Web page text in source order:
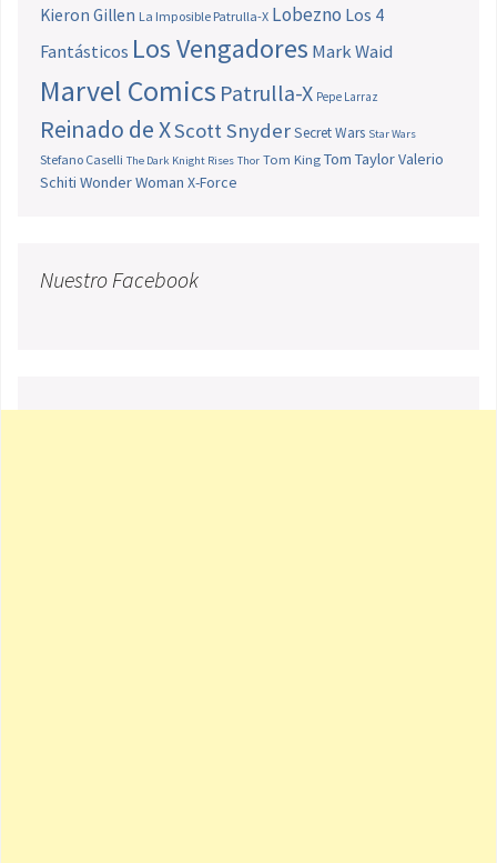
Kieron Gillen La Imposible Patrulla-X Lobezno Los 4
Fantásticos Los Vengadores Mark Waid
Marvel Comics Patrulla-X Pepe Larraz
Reinado de XScott SnyderSecret Wars Star Wars
Stefano Caselli The Dark Knight Rises Thor Tom King Tom TaylorValerio
Schiti Wonder Woman X-Force
Nuestro Facebook